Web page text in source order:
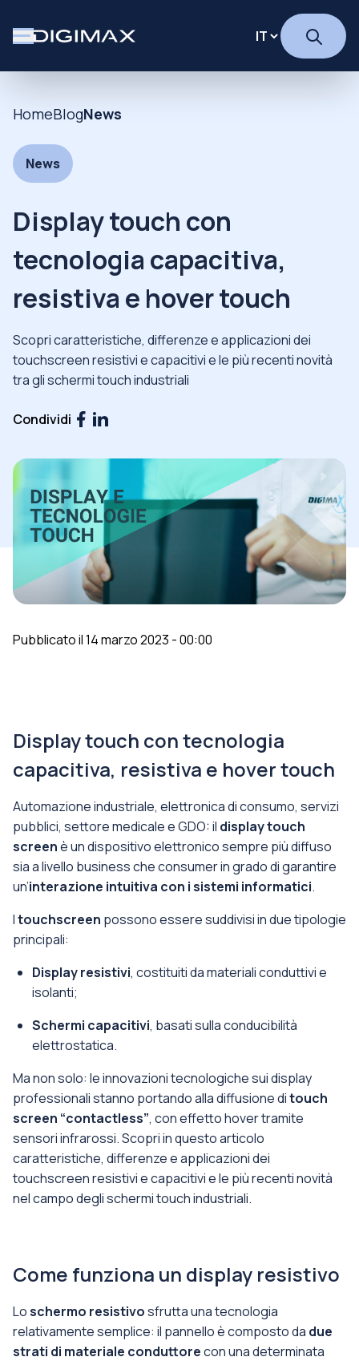
HomeBlogNews
News
Display touch con
tecnologia capacitiva,
resistiva e hover touch
Scopri caratteristiche, differenze e applicazioni dei
touchscreen resistivi e capacitivi e le più recenti novità
tra gli schermi touch industriali
Condividi
Pubblicato il 14 marzo 2023 - 00:00
Display touch con tecnologia
capacitiva, resistiva e hover touch
Automazione industriale, elettronica di consumo, servizi
pubblici, settore medicale e GDO: il display touch
screenè un dispositivo elettronico sempre più diffuso
sia a livello business che consumer in grado di garantire
un’interazione intuitiva con i sistemi informatici.
Itouchscreen possono essere suddivisi in due tipologie
principali:
Display resistivi, costituiti da materiali conduttivi e
isolanti;
Schermi capacitivi, basati sulla conducibilità
elettrostatica.
Ma non solo: le innovazioni tecnologiche sui display
professionali stanno portando alla diffusione ditouch
screen “contactless”, con effetto hover tramite
sensori infrarossi. Scopri in questo articolo
caratteristiche, differenze e applicazioni dei
touchscreen resistivi e capacitivi e le più recenti novità
nel campo degli schermi touch industriali.
Come funziona un display resistivo
Loschermo resistivosfrutta una tecnologia
relativamente semplice: il pannello è composto da due
strati di materiale conduttorecon una determinata